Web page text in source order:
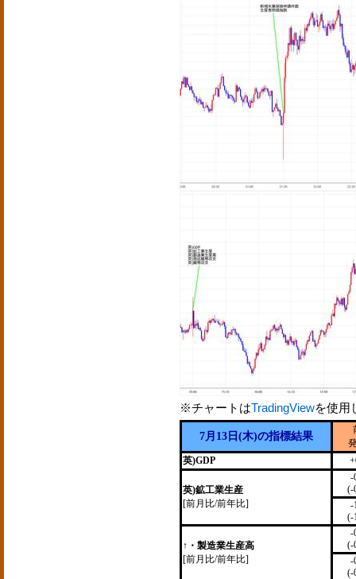
※チャートはTradingViewを使用
7月13日(木)の指標結果
英)GDP
英)鉱工業生産
[前月比/前年比]
-
(-
-
(-
↑・製造業生産高
[前月比/前年比]
-
(-
-
(-